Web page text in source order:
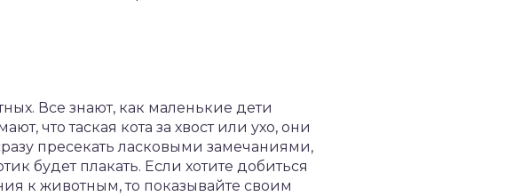
Все знают, как маленькие дети
что таская кота за хвост или ухо, они
пресекать ласковыми замечаниями,
будет плакать. Если хотите добиться
к животным, то показывайте своим